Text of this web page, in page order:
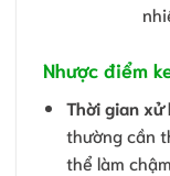
Nhược điểm
Thời gian xử
thường cần
thể làm